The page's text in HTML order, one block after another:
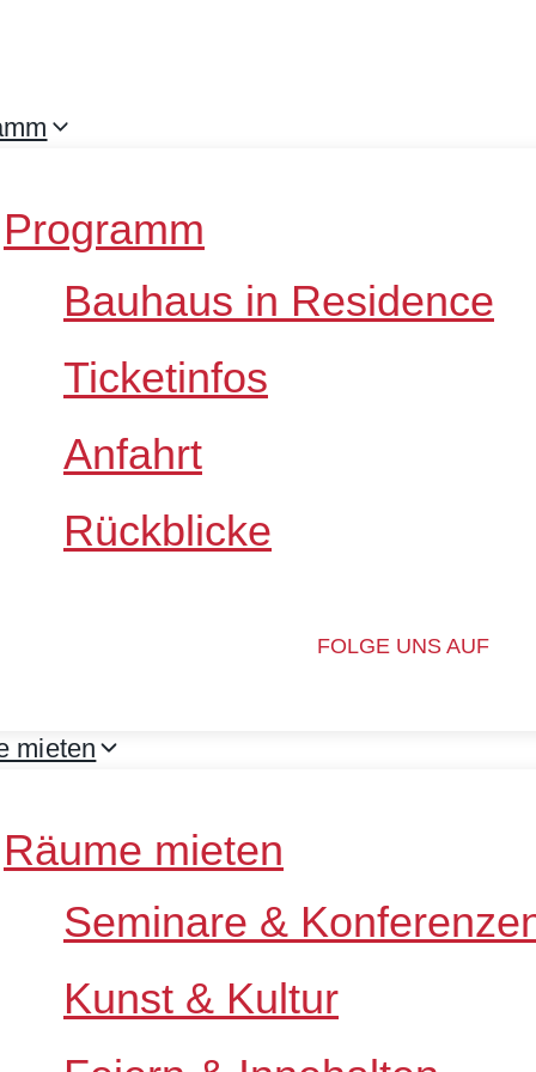
Programm
Bauhaus in Residence
Ticketinfos
Anfahrt
Rückblicke
FOLGE UNS AUF
mieten
Räume mieten
Seminare &
Kunst & Kultur